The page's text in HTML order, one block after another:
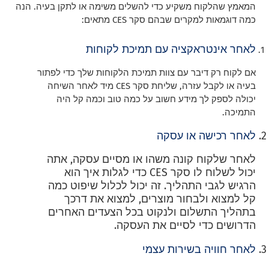
המאמץ שהלקוח משקיע כדי להשלים משימה או לתקן בעיה. הנה
כמה דוגמאות למקרים שבהם סקר CES מתאים:
לאחר אינטראקציה עם תמיכת לקוחות
אם לקוח רק דיבר עם צוות תמיכת הלקוחות שלך כדי לפתור
בעיה או לקבל עזרה, שליחת סקר CES מיד לאחר השיחה
יכולה לספק לך מידע חשוב על כמה טוב וכמה קל היה
התמיכה.
לאחר רכישה או עסקה
לאחר שלקוח קונה משהו או מסיים עסקה, אתה
יכול לשלוח לו סקר CES כדי לגלות איך הוא
הרגיש לגבי התהליך. זה יכול לכלול שיפוט כמה
קל למצוא ולבחור מוצרים, למצוא את דרכך
בתהליך התשלום ולנקוט בכל הצעדים האחרים
הדרושים כדי לסיים את העסקה.
לאחר חוויה בשירות עצמי